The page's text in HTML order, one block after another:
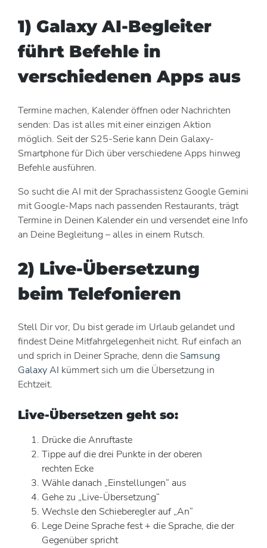
1) Galaxy AI-Begleiter
führt Befehle in
verschiedenen Apps aus
Termine machen, Kalender öffnen oder Nachrichten
senden: Das ist alles mit einer einzigen Aktion
möglich. Seit der S25-Serie kann Dein Galaxy-
Smartphone für Dich über verschiedene Apps hinweg
Befehle ausführen.
So sucht die AI mit der Sprachassistenz Google Gemini
mit Google-Maps nach passenden Restaurants, trägt
Termine in Deinen Kalender ein und versendet eine Info
an Deine Begleitung – alles in einem Rutsch.
2) Live-Übersetzung
beim Telefonieren
Stell Dir vor, Du bist gerade im Urlaub gelandet und
findest Deine Mitfahrgelegenheit nicht. Ruf einfach an
und sprich in Deiner Sprache, denn die Samsung
Galaxy AI kümmert sich um die Übersetzung in
Echtzeit.
Live-Übersetzen geht so:
Drücke die Anruftaste
Tippe auf die drei Punkte in der oberen
rechten Ecke
Wähle danach „Einstellungen“ aus
Gehe zu „Live-Übersetzung“
Wechsle den Schieberegler auf „An“
Lege Deine Sprache fest + die Sprache, die der
Gegenüber spricht